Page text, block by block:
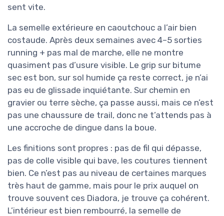
sent vite.
La semelle extérieure en caoutchouc a l’air bien
costaude. Après deux semaines avec 4–5 sorties
running + pas mal de marche, elle ne montre
quasiment pas d’usure visible. Le grip sur bitume
sec est bon, sur sol humide ça reste correct, je n’ai
pas eu de glissade inquiétante. Sur chemin en
gravier ou terre sèche, ça passe aussi, mais ce n’est
pas une chaussure de trail, donc ne t’attends pas à
une accroche de dingue dans la boue.
Les finitions sont propres : pas de fil qui dépasse,
pas de colle visible qui bave, les coutures tiennent
bien. Ce n’est pas au niveau de certaines marques
très haut de gamme, mais pour le prix auquel on
trouve souvent ces Diadora, je trouve ça cohérent.
L’intérieur est bien rembourré, la semelle de